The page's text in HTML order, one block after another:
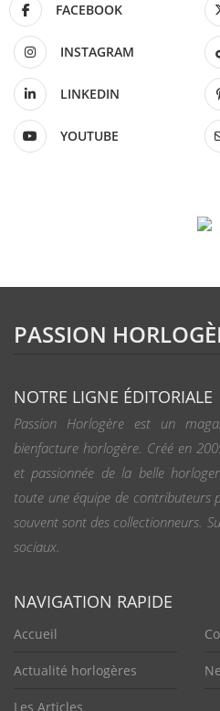
FACEBOOK
INSTAGRAM
LINKEDIN
YOUTUBE
PASSION
NOTRE LIGNE ÉDITORIALE
Passion Horlogère est un
bienfacture horlogère. Créé en
et passionnée de la belle
toute une équipe de contributeurs
souvent sont des collectionneurs.
sociaux.
NAVIGATION RAPIDE
Accueil
Actualité horlogères
Les Articles